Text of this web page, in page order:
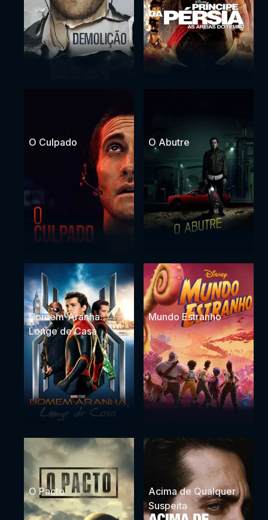
O Culpado O Abutre
Homem-Aranha:
Longe de Casa
Mundo Estranho
O Pacto
Acima de Qualquer
Suspeita